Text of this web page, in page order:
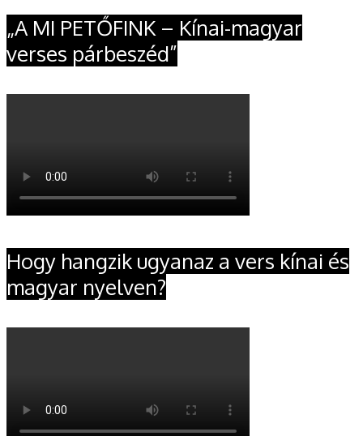
„A MI PETŐFINK – Kínai-magyar
verses párbeszéd”
Hogy hangzik ugyanaz a vers kínai és
magyar nyelven?